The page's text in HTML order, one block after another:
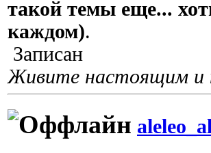
такой темы еще...
каждом).
Записан
Живите настоящим и